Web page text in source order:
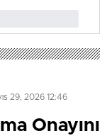
29, 2026 12:46
Onayını